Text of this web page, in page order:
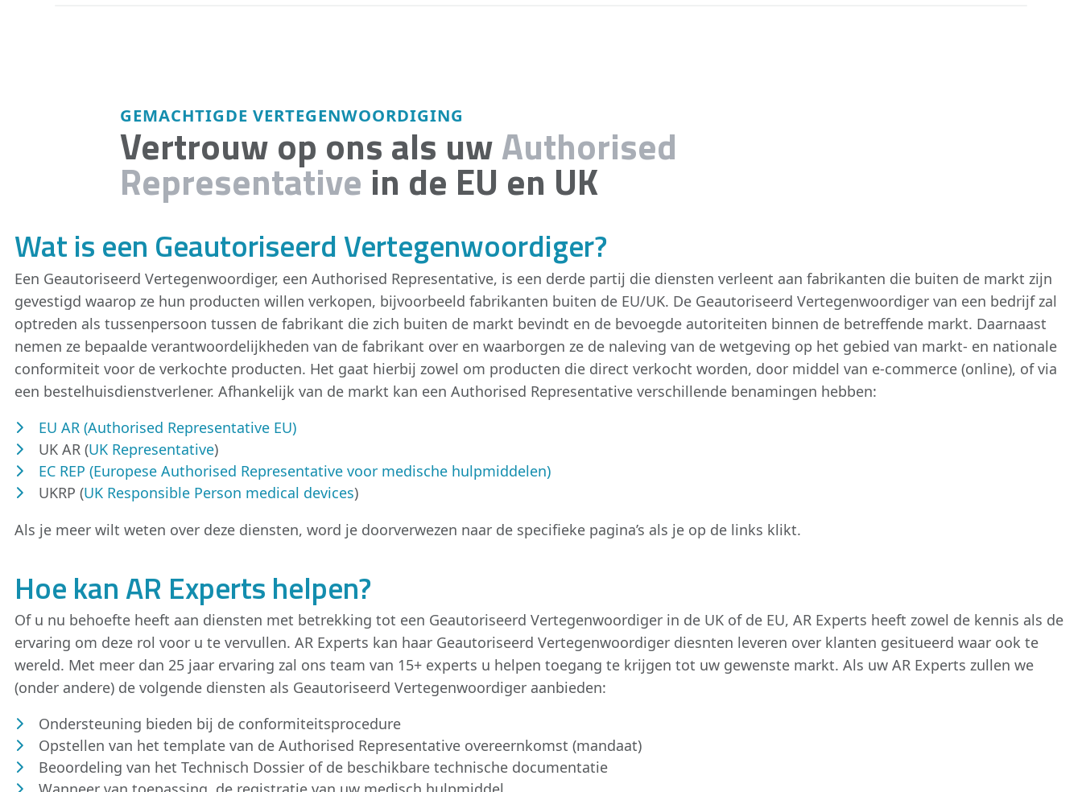
GEMACHTIGDE VERTEGENWOORDIGING
Vertrouw op ons als uwAuthorised
Representative in de EU en UK
Wat is een Geautoriseerd Vertegenwoordiger?
Een Geautoriseerd Vertegenwoordiger, een Authorised Representative, is een derde partij die diensten verleent aan fabrikanten die buiten de markt zijn
gevestigd waarop ze hun producten willen verkopen, bijvoorbeeld fabrikanten buiten de EU/UK. De Geautoriseerd Vertegenwoordiger van een bedrijf zal
optreden als tussenpersoon tussen de fabrikant die zich buiten de markt bevindt en de bevoegde autoriteiten binnen de betreffende markt. Daarnaast
nemen ze bepaalde verantwoordelijkheden van de fabrikant over en waarborgen ze de naleving van de wetgeving op het gebied van markt- en nationale
conformiteit voor de verkochte producten. Het gaat hierbij zowel om producten die direct verkocht worden, door middel van e-commerce (online), of via
een bestelhuisdienstverlener. Afhankelijk van de markt kan een Authorised Representative verschillende benamingen hebben:
EU AR (Authorised Representative EU)
UK AR (UK Representative)
EC REP (Europese Authorised Representative voor medische hulpmiddelen)
UKRP (UK Responsible Person medical devices)
Als je meer wilt weten over deze diensten, word je doorverwezen naar de specifieke pagina’s als je op de links klikt.
Hoe kan AR Experts helpen?
Of u nu behoefte heeft aan diensten met betrekking tot een Geautoriseerd Vertegenwoordiger in de UK of de EU, AR Experts heeft zowel de kennis als de
ervaring om deze rol voor u te vervullen. AR Experts kan haar Geautoriseerd Vertegenwoordiger diesnten leveren over klanten gesitueerd waar ook te
wereld. Met meer dan 25 jaar ervaring zal ons team van 15+ experts u helpen toegang te krijgen tot uw gewenste markt. Als uw AR Experts zullen we
(onder andere) de volgende diensten als Geautoriseerd Vertegenwoordiger aanbieden:
Ondersteuning bieden bij de conformiteitsprocedure
Opstellen van het template van de Authorised Representative overeernkomst (mandaat)
Beoordeling van het Technisch Dossier of de beschikbare technische documentatie